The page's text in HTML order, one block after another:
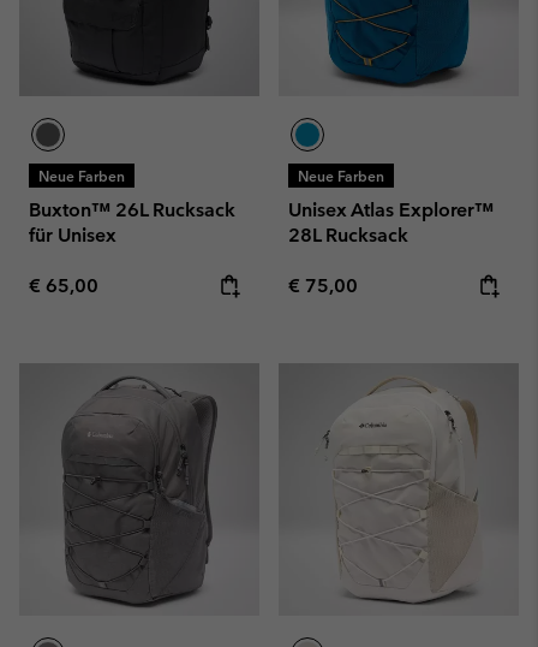
Neue Farben
Buxton™ 26L Rucksack
für Unisex
Regular price:
€ 65,00
Neue Farben
Unisex Atlas Explorer™
28L Rucksack
Regular price:
€ 75,00